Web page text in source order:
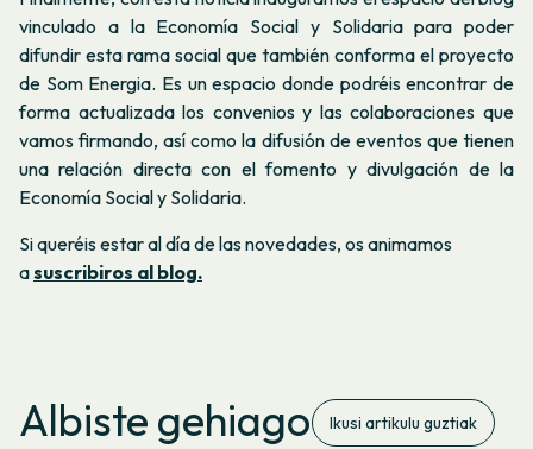
vinculado a la Economía Social y Solidaria para poder
difundir esta rama social que también conforma el proyecto
de Som Energia. Es un espacio donde podréis encontrar de
forma actualizada los convenios y las colaboraciones que
vamos firmando, así como la difusión de eventos que tienen
una relación directa con el fomento y divulgación de la
Economía Social y Solidaria.
Si queréis estar al día de las novedades, os animamos
asuscribiros al blog.
Albiste gehiago Ikusi artikulu guztiak